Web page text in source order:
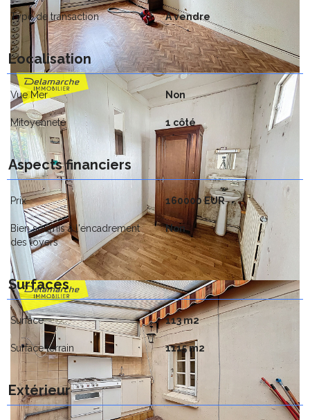
Type de transaction A vendre
Localisation
Vue Mer Non
Mitoyenneté 1 côté
Aspects financiers
Prix 160000 EUR
Bien soumis à l'encadrement
des loyers
Non
Surfaces
Surface 113 m2
Surface terrain 1115 m2
Extérieur